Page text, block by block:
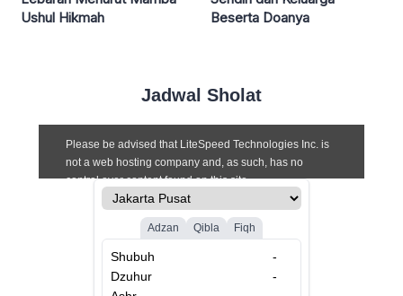
Ushul Hikmah
Beserta Doanya
Jadwal Sholat